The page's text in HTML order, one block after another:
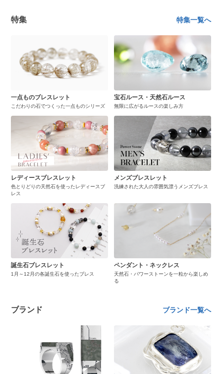
特集 特集一覧へ
一点ものブレスレット
こだわりの石でつくった一点ものシリーズ
宝石ルース・天然石ルース
無限に広がるルースの楽しみ方
レディースブレスレット
色とりどりの天然石を使ったレディースブ
レス
メンズブレスレット
洗練された大人の雰囲気漂うメンズブレス
誕生石ブレスレット
1月～12月の各誕生石を使ったブレス
ペンダント・ネックレス
天然石・パワーストーンを一粒から楽しめ
る
ブランド ブランド一覧へ